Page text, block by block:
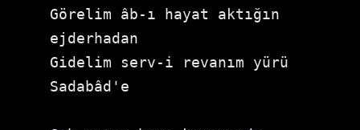
Görelim âb-ı hayat aktığın
ejderhadan
Gidelim serv-i revanım yürü
Sadabâd'e